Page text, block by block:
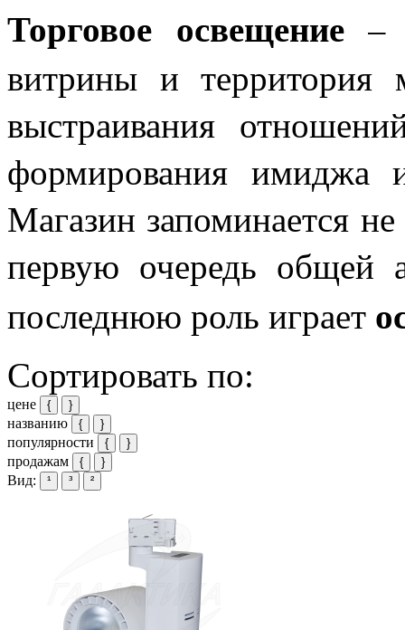
Торговое освещение–
витрины и территория
выстраивания
формирования имиджа
Магазин запоминается
первую очередь общей
последнюю роль играет
Сортировать по:
цене { }
названию { }
популярности { }
продажам { }
Вид: ¹ ³ ²